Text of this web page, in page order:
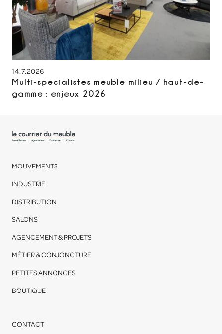
14.7.2026
Multi-specialistes meuble milieu / haut-de-
gamme : enjeux 2026
MOUVEMENTS
INDUSTRIE
DISTRIBUTION
SALONS
AGENCEMENT & PROJETS
MÉTIER & CONJONCTURE
PETITES ANNONCES
BOUTIQUE
CONTACT